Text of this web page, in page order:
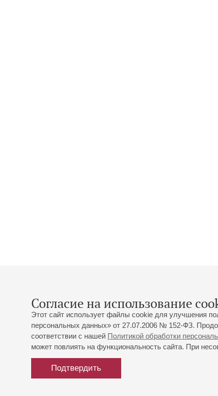
Согласие на использование
Этот сайт использует файлы cookie для улучшения
персональных данных» от 27.07.2006 № 152-ФЗ.
соответствии с нашей Политикой обработки
может повлиять на функциональность сайта. При
Подтвердить